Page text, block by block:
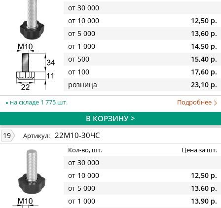
от 30 000
от 10 000
12,50 р.
от 5 000
13,60 р.
от 1 000
14,50 р.
от 500
15,40 р.
от 100
17,60 р.
розница
23,10 р.
на складе 1 775 шт. Подробнее
В КОРЗИНУ >
19 Артикул: 22М10-30ЧС
Кол-во, шт. Цена за шт.
от 30 000
от 10 000
12,50 р.
от 5 000
13,60 р.
от 1 000
13,90 р.